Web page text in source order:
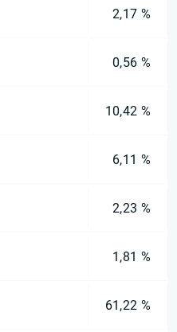
2,17 %
0,56 %
10,42 %
6,11 %
2,23 %
1,81 %
61,22 %